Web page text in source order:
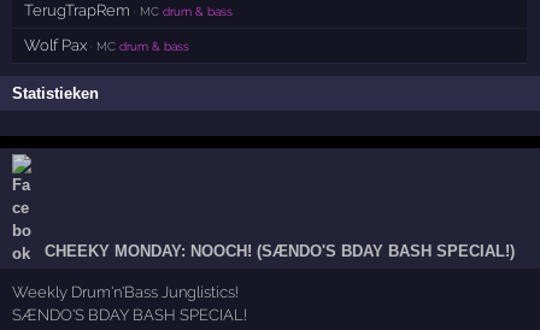
TerugTrapRem · MC drum & bass
Wolf Pax · MC drum & bass
Statistieken
CHEEKY MONDAY: NOOCH! (SÆNDO'S BDAY BASH SPECIAL!)
Weekly Drum'n'Bass Junglistics!
SÆNDO'S BDAY BASH SPECIAL!